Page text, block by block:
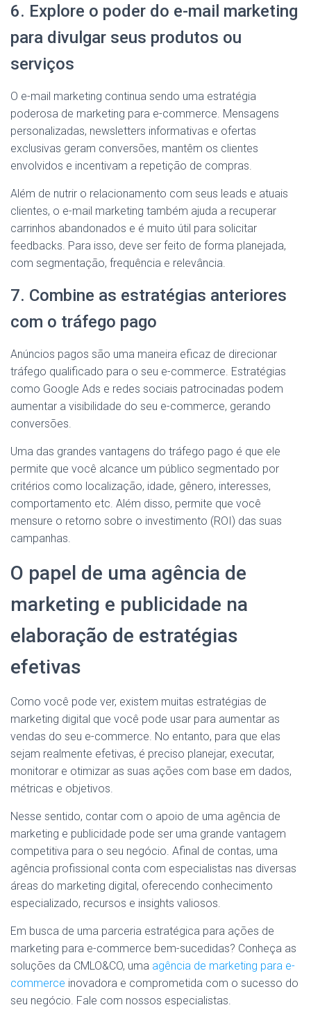
6. Explore o poder do e-mail marketing
para divulgar seus produtos ou
serviços
O e-mail marketing continua sendo uma estratégia
poderosa de marketing para e-commerce. Mensagens
personalizadas, newsletters informativas e ofertas
exclusivas geram conversões, mantêm os clientes
envolvidos e incentivam a repetição de compras.
Além de nutrir o relacionamento com seus leads e atuais
clientes, o e-mail marketing também ajuda a recuperar
carrinhos abandonados e é muito útil para solicitar
feedbacks. Para isso, deve ser feito de forma planejada,
com segmentação, frequência e relevância.
7. Combine as estratégias anteriores
com o tráfego pago
Anúncios pagos são uma maneira eficaz de direcionar
tráfego qualificado para o seu e-commerce. Estratégias
como Google Ads e redes sociais patrocinadas podem
aumentar a visibilidade do seu e-commerce, gerando
conversões.
Uma das grandes vantagens do tráfego pago é que ele
permite que você alcance um público segmentado por
critérios como localização, idade, gênero, interesses,
comportamento etc. Além disso, permite que você
mensure o retorno sobre o investimento (ROI) das suas
campanhas.
O papel de uma agência de
marketing e publicidade na
elaboração de estratégias
efetivas
Como você pode ver, existem muitas estratégias de
marketing digital que você pode usar para aumentar as
vendas do seu e-commerce. No entanto, para que elas
sejam realmente efetivas, é preciso planejar, executar,
monitorar e otimizar as suas ações com base em dados,
métricas e objetivos.
Nesse sentido, contar com o apoio de uma agência de
marketing e publicidade pode ser uma grande vantagem
competitiva para o seu negócio. Afinal de contas, uma
agência profissional conta com especialistas nas diversas
áreas do marketing digital, oferecendo conhecimento
especializado, recursos e insights valiosos.
Em busca de uma parceria estratégica para ações de
marketing para e-commerce bem-sucedidas? Conheça as
soluções da CMLO&CO, uma agência de marketing para e-
commerce inovadora e comprometida com o sucesso do
seu negócio. Fale com nossos especialistas.